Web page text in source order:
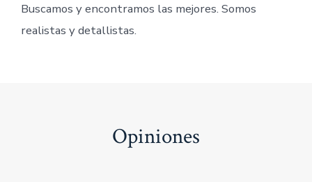
Buscamos y encontramos las mejores. Somos
realistas y detallistas.
Opiniones